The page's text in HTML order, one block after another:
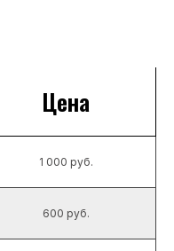
Цена
1 000 руб.
600 руб.